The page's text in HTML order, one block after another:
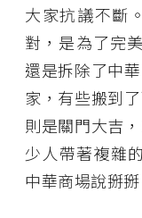
大家抗議不斷
對，是為了完
還是拆除了中
家，有些搬到
則是關門大吉
少人帶著複雜
中華商場說掰掰